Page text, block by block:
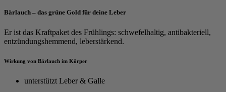
Bärlauch – das grüne Gold für deine Leber
Er ist das Kraftpaket des Frühlings: schwefelhaltig, antibakteriell,
entzündungshemmend, leberstärkend.
Wirkung von Bärlauch im Körper
unterstützt Leber & Galle